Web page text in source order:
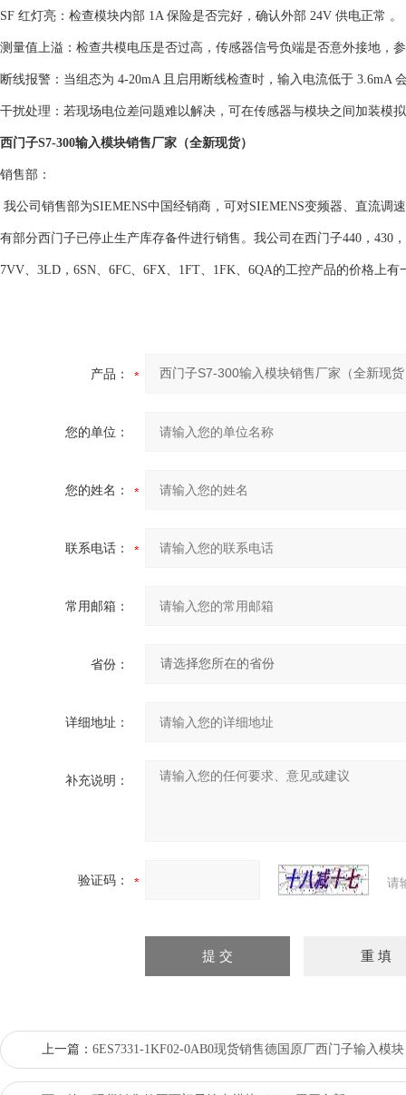
‌SF 红灯亮‌：检查模块内部 1A 保险是否完好，确认外部 24V 供电正常 。‌
测量值上溢‌：检查共模电压是否过高，传感器信号负端是否意外接地，
断线报警‌：当组态为 4-20mA 且启用断线检查时，输入电流低于 3.6mA
干扰处理‌：若现场电位差问题难以解决，可在传感器与模块之间加装模
西门子S7-300输入模块销售厂家（全新现货）
销售部：
我公司销售部为SIEMENS中国经销商，可对SIEMENS变频器、直流
有部分西门子已停止生产库存备件进行销售。我公司在西门子440，430
7VV、3LD，6SN、6FC、6FX、1FT、1FK、6QA的工控产品的价格上有
产品：
您的单位：
您的姓名：
联系电话：
常用邮箱：
省份：
详细地址：
补充说明：
验证码： 请
上一篇： 6ES7331-1KF02-0AB0现货销售德国原厂西门子输入模块